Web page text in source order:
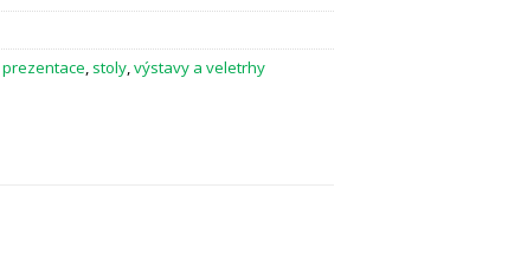
prezentace, stoly,výstavy a veletrhy